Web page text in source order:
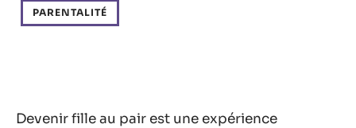
PARENTALITÉ
Devenir fille au pair est une expérience